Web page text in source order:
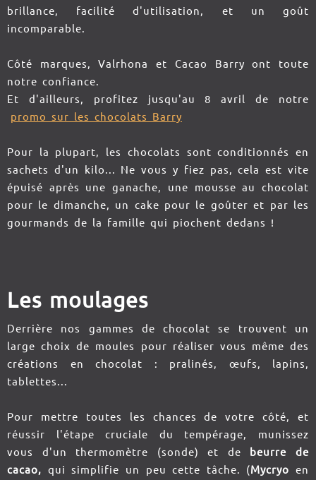
brillance, facilité d'utilisation, et un goût
incomparable.
Côté marques, Valrhona et Cacao Barry ont toute
notre confiance.
Et d'ailleurs, profitez jusqu'au 8 avril de notre
promo sur les chocolats Barry
Pour la plupart, les chocolats sont conditionnés en
sachets d'un kilo... Ne vous y fiez pas, cela est vite
épuisé après une ganache, une mousse au chocolat
pour le dimanche, un cake pour le goûter et par les
gourmands de la famille qui piochent dedans !
Les moulages
Derrière nos gammes de chocolat se trouvent un
large choix de moules pour réaliser vous même des
créations en chocolat : pralinés, œufs, lapins,
tablettes...
Pour mettre toutes les chances de votre côté, et
réussir l'étape cruciale du tempérage, munissez
vous d'un thermomètre (sonde) et de
beurre de
cacao, qui simplifie un peu cette tâche. (Mycryo en